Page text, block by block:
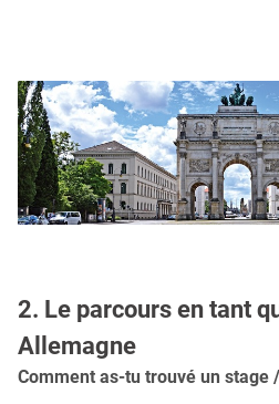
2. Le parcours en tant
Allemagne
Comment as-tu trouvé un stage